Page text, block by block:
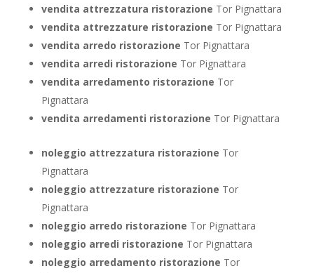
vendita attrezzatura ristorazione Tor Pignattara
vendita attrezzature ristorazione Tor Pignattara
vendita arredo ristorazione Tor Pignattara
vendita arredi ristorazione Tor Pignattara
vendita arredamento ristorazione Tor
Pignattara
vendita arredamenti ristorazione Tor Pignattara
noleggio attrezzatura ristorazione Tor
Pignattara
noleggio attrezzature ristorazione Tor
Pignattara
noleggio arredo ristorazione Tor Pignattara
noleggio arredi ristorazione Tor Pignattara
noleggio arredamento ristorazione Tor